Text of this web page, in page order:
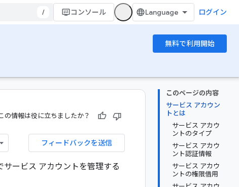
/ コンソール ログイン
無料で利用開始
このページの内容
サービス アカウン
トとは
サービス アカウ
ントのタイプ
サービス アカウ
ント認証情報
サービス アカウ
ントの権限借用
の情報は役に立ちましたか？
フィードバックを送信
ービス アカウントを管理する